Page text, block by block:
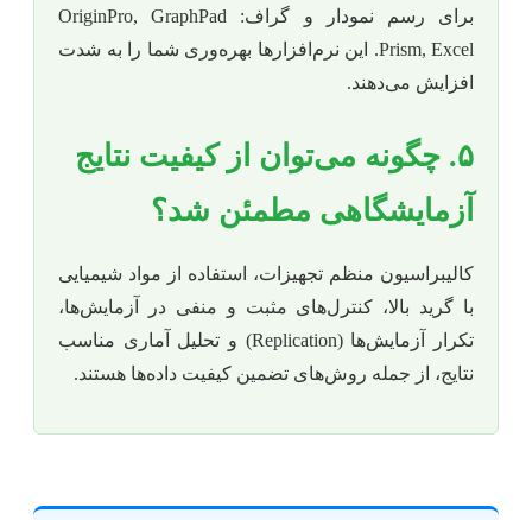
برای رسم نمودار و گراف: OriginPro, GraphPad
Prism, Excel. این نرم‌افزارها بهره‌وری شما را به شدت
افزایش می‌دهند.
۵. چگونه می‌توان از کیفیت نتایج
آزمایشگاهی مطمئن شد؟
کالیبراسیون منظم تجهیزات، استفاده از مواد شیمیایی
با گرید بالا، کنترل‌های مثبت و منفی در آزمایش‌ها،
تکرار آزمایش‌ها (Replication) و تحلیل آماری مناسب
نتایج، از جمله روش‌های تضمین کیفیت داده‌ها هستند.